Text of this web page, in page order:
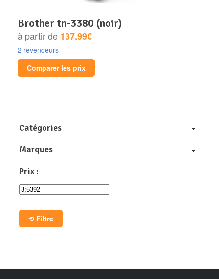
brother tn-3380 (noir)
à partir de 137.99€
2 revendeurs
Comparer les prix
Catégories
Marques
Prix :
Filtre